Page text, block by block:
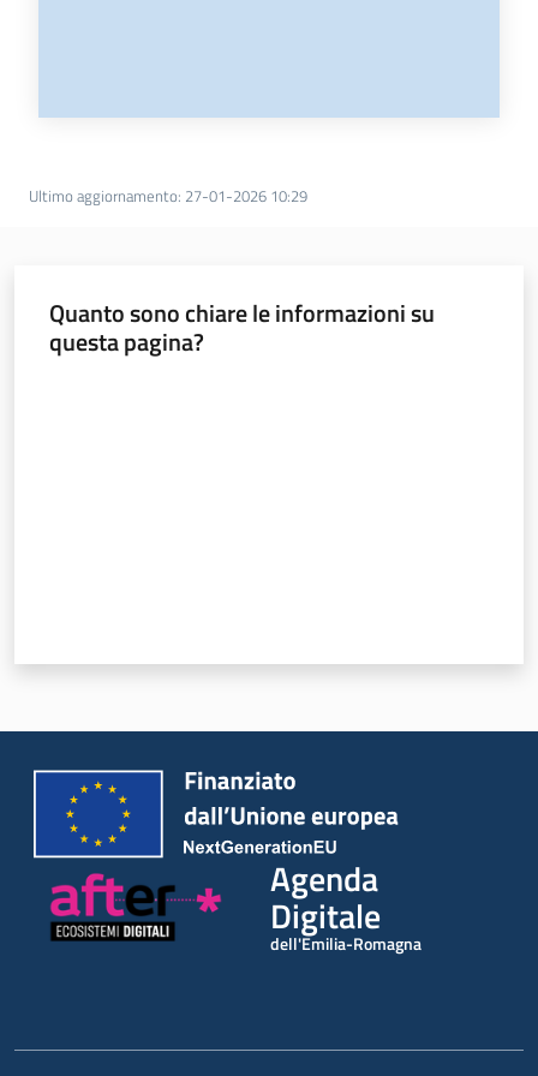
Ultimo aggiornamento: 27-01-2026 10:29
Quanto sono chiare le informazioni su
questa pagina?
Agenda
Digitale
dell'Emilia-Romagna